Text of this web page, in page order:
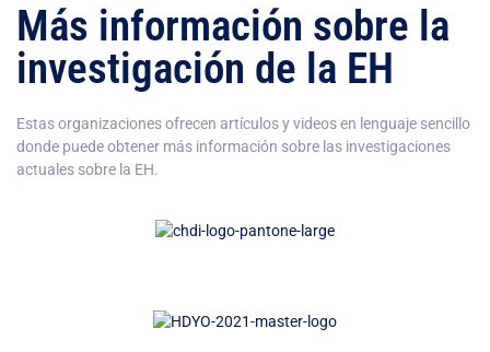
Más información sobre la
investigación de la EH
Estas organizaciones ofrecen artículos y videos en lenguaje sencillo
donde puede obtener más información sobre las investigaciones
actuales sobre la EH.